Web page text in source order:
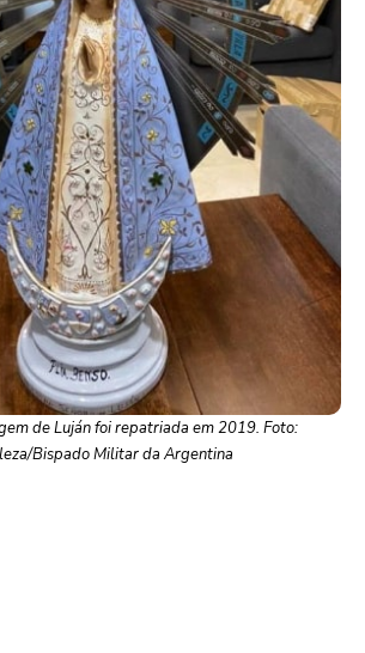
de Luján foi repatriada em 2019. Foto:
Bispado Militar da Argentina